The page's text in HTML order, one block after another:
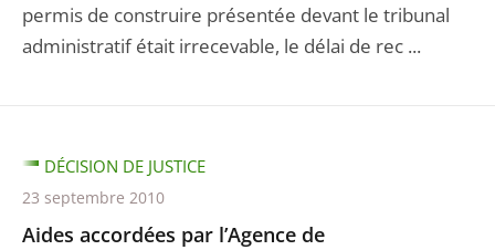
permis de construire présentée devant le tribunal
administratif était irrecevable, le délai de rec ...
Aides accordées par l’Agence de
DÉCISION DE JUSTICE
23 septembre 2010